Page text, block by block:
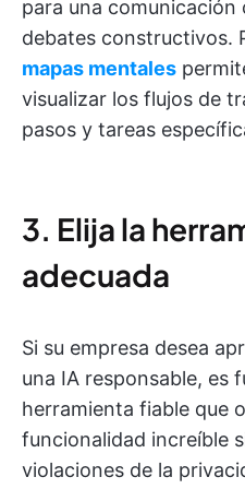
para una
debates constructivos.
mapas mentales
visualizar los flujos de
pasos y tareas
3. Elija la
adecuada
Si su empresa desea
una IA responsable, es
herramienta fiable que
funcionalidad increíble
violaciones de la